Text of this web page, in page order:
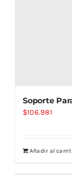
Soporte
$106.981
Añadir al